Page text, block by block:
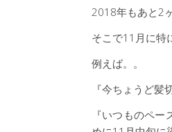
2018年もあと2
そこで11月に特
例えば。。
『今ちょうど
『いつものペ